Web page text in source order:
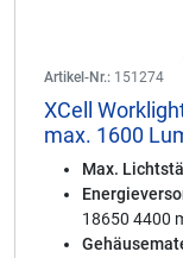
Artikel-Nr.: 151274
XCell
max. 1600
Max.
18650 4400